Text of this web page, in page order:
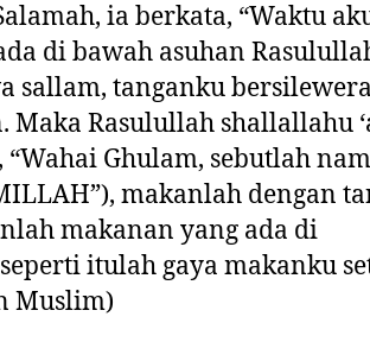
ia berkata, “Waktu
di bawah asuhan
sallam, tanganku
Maka Rasulullah shallallahu
Ghulam, sebutlah
makanlah dengan
makanan yang ada di
itulah gaya makanku
Muslim)